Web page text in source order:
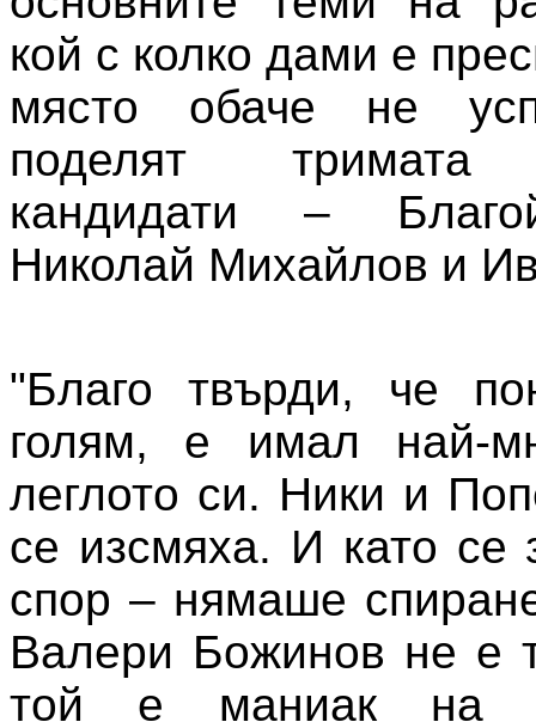
кой с колко дами е
място обаче не
поделят тримата
кандидати –
Николай Михайлов и
"Благо твърди, че
голям, е имал най-
леглото си. Ники и
се изсмяха. И като се
спор – нямаше
Валери Божинов не е
той е маниак на